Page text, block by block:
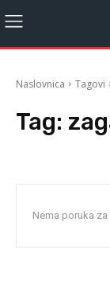
Naslovnica Tagovi
Tag:
Nema poruka